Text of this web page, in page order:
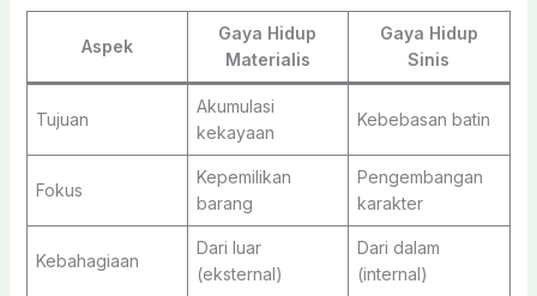
Aspek
Gaya Hidup
Materialis
Gaya Hidup
Sinis
Tujuan
Akumulasi
kekayaan
Kebebasan batin
Fokus
Kepemilikan
barang
Pengembangan
karakter
Kebahagiaan
Dari luar
(eksternal)
Dari dalam
(internal)